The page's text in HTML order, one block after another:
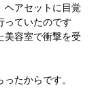
ヘアセットに目覚
っていたのです
美容室で衝撃を受
たからです。